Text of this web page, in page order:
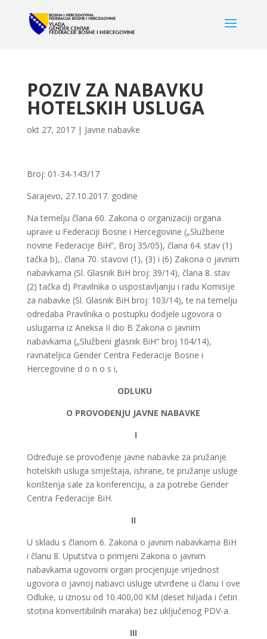
POZIV ZA NABAVKU
HOTELSKIH USLUGA
okt 27, 2017| Javne nabavke
Broj: 01-34-143/17
Sarajevo, 27.10.2017. godine
Na temelju člana 60. Zakona o organizaciji organa
uprave u Federaciji Bosne i Hercegovine („Službene
novine Federacije BiH”, Broj 35/05), člana 64. stav (1)
tačka b),. člana 70. stavovi (1), (3) i (6) Zakona o javnim
nabavkama (Sl. Glasnik BiH broj: 39/14), članа 8. stаv
(2) tаčkа d) Prаvilnikа о uspоstаvlјаnju i rаdu Kоmisiје
zа nаbаvkе (Sl. Glasnik BiH broj: 103/14), te na temelju
odredaba Pravilnika o postupku dodjele ugovora o
uslugama iz Aneksa II dio B Zakona o javnim
nabavkama („Službeni glasnik BiH“ broj 104/14),
ravnateljica Gender Centra Federacije Bosne i
Hercegovine d o n o s i,
ODLUKU
O PROVOĐENJU JAVNE NABAVKE
I
Određuje se provođenje javne nabavke za pružanje
hotelskih usluga smještaja, ishrane, te pružanje usluge
korištenja sale za konferenciju, a za potrebe Gender
Centra Federacije BiH.
II
U skladu s članom 6. Zakona o javnim nabavkama BiH
i članu 8. Uputstva o primjeni Zakona o javnim
nabavkama ugovorni organ procjenjuje vrijednost
ugovora o javnoj nabavci usluge utvrđene u članu I ove
Odluke, u iznosu od 10.400,00 KM (deset hiljada i četiri
stotina konvertibilnih maraka) bez uključenog PDV-a.
III